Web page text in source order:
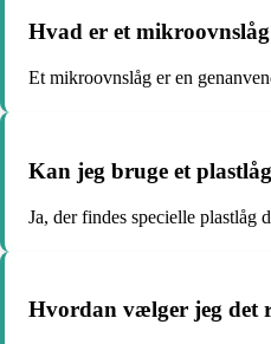
Hvad er et
Et mikroovnslåg er en
Kan jeg bruge et
Ja, der findes specielle plastlåg
Hvordan vælger jeg det